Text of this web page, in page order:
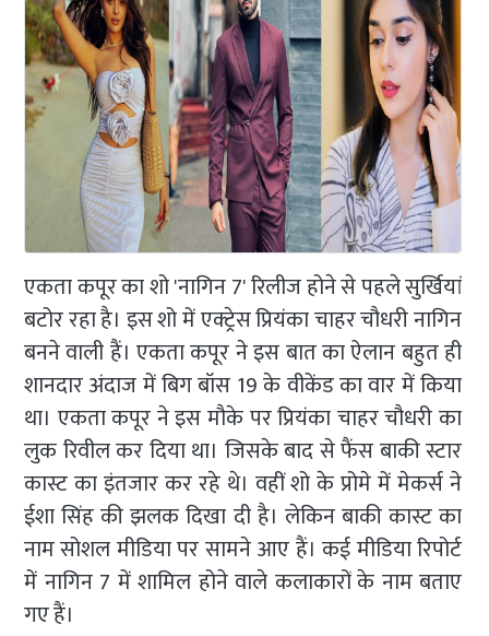
एकता कपूर का शो 'नागिन 7' रिलीज होने से पहले सुर्खियां
बटोर रहा है। इस शो में एक्ट्रेस प्रियंका चाहर चौधरी नागिन
बनने वाली हैं। एकता कपूर ने इस बात का ऐलान बहुत ही
शानदार अंदाज में बिग बॉस 19 के वीकेंड का वार में किया
था। एकता कपूर ने इस मौके पर प्रियंका चाहर चौधरी का
लुक रिवील कर दिया था। जिसके बाद से फैंस बाकी स्टार
कास्ट का इंतजार कर रहे थे। वहीं शो के प्रोमे में मेकर्स ने
ईशा सिंह की झलक दिखा दी है। लेकिन बाकी कास्ट का
नाम सोशल मीडिया पर सामने आए हैं। कई मीडिया रिपोर्ट
में नागिन 7 में शामिल होने वाले कलाकारों के नाम बताए
गए हैं।